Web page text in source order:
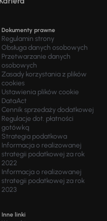
Dokumenty prawne
Regulamin strony
Obsługa danych osobowych
Przetwarzanie danych
osobowych
Zasady korzystania z plików
cookies
Ustawienia plików cookie
DataAct
Cennik sprzedaży dodatkowej
Regulacje dot. płatności
gotówką
Strategia podatkowa
Informacja o realizowanej
strategii podatkowej za rok
2022
Informacja o realizowanej
strategii podatkowej za rok
2023
Inne linki